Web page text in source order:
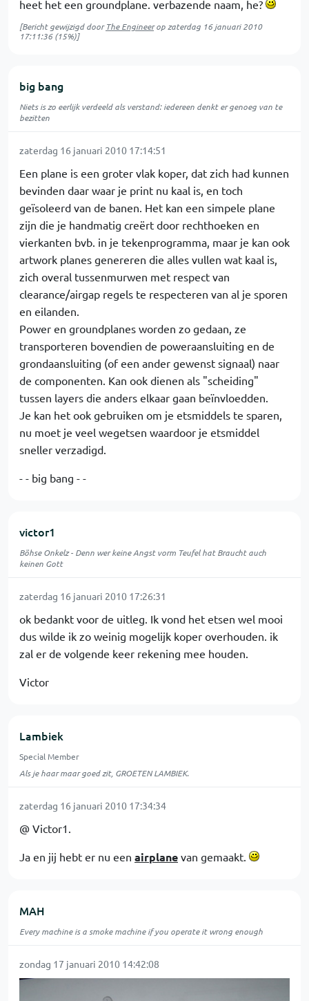
heet het een groundplane. verbazende naam, he?
[Bericht gewijzigd doorThe Engineeropzaterdag 16 januari 2010
17:11:36(15%)]
big bang
Niets is zo eerlijk verdeeld als verstand: iedereen denkt er genoeg van te
bezitten
zaterdag 16 januari 2010 17:14:51
Een plane is een groter vlak koper, dat zich had kunnen
bevinden daar waar je print nu kaal is, en toch
geïsoleerd van de banen. Het kan een simpele plane
zijn die je handmatig creërt door rechthoeken en
vierkanten bvb. in je tekenprogramma, maar je kan ook
artwork planes genereren die alles vullen wat kaal is,
zich overal tussenmurwen met respect van
clearance/airgap regels te respecteren van al je sporen
en eilanden.
Power en groundplanes worden zo gedaan, ze
transporteren bovendien de poweraansluiting en de
grondaansluiting (of een ander gewenst signaal) naar
de componenten. Kan ook dienen als "scheiding"
tussen layers die anders elkaar gaan beïnvloedden.
Je kan het ook gebruiken om je etsmiddels te sparen,
nu moet je veel wegetsen waardoor je etsmiddel
sneller verzadigd.
- - big bang - -
victor1
Böhse Onkelz - Denn wer keine Angst vorm Teufel hat Braucht auch
keinen Gott
zaterdag 16 januari 2010 17:26:31
ok bedankt voor de uitleg. Ik vond het etsen wel mooi
dus wilde ik zo weinig mogelijk koper overhouden. ik
zal er de volgende keer rekening mee houden.
Victor
Lambiek
Special Member
Als je haar maar goed zit, GROETEN LAMBIEK.
zaterdag 16 januari 2010 17:34:34
@ Victor1.
Ja en jij hebt er nu een airplane van gemaakt.
MAH
Every machine is a smoke machine if you operate it wrong enough
zondag 17 januari 2010 14:42:08